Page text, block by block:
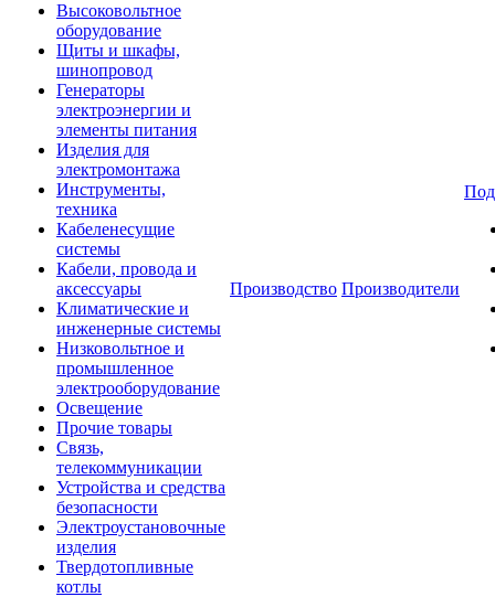
Высоковольтное
оборудование
Щиты и шкафы,
шинопровод
Генераторы
электроэнергии и
элементы питания
Изделия для
электромонтажа
Инструменты,
техника
Кабеленесущие
системы
Кабели, провода и
аксессуары
Климатические и
инженерные системы
Низковольтное и
промышленное
электрооборудование
Освещение
Прочие товары
Связь,
телекоммуникации
Устройства и средства
безопасности
Электроустановочные
изделия
Твердотопливные
котлы
Производство Производители